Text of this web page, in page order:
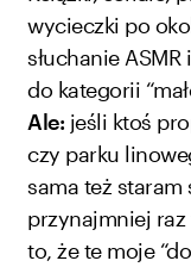
wycieczki po
słuchanie
do kategorii
Ale: jeśli ktoś
czy parku
sama też
przynajmniej
to, że te moje